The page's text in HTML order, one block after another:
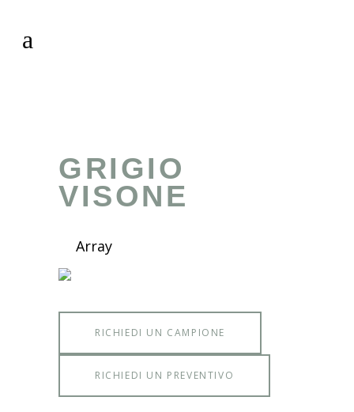
GRIGIO
VISONE
Array
RICHIEDI UN CAMPIONE
RICHIEDI UN PREVENTIVO